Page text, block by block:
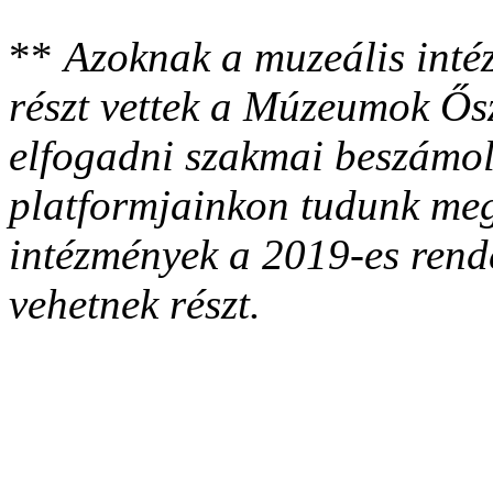
** Azoknak a muzeális
részt vettek a Múzeumok
elfogadni szakmai
platformjainkon tudunk
intézmények a 2019-es
vehetnek részt.